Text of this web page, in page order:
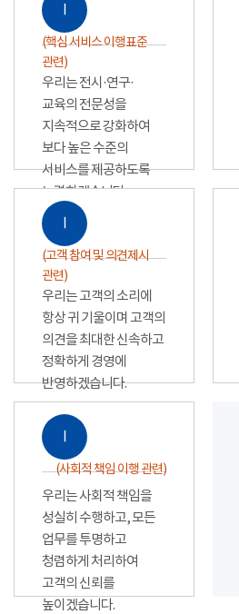
Ⅰ
(핵심 서비스 이행표준
관련)
우리는 전시·연구·
교육의 전문성을
지속적으로 강화하여
보다 높은 수준의
서비스를 제공하도록
노력하겠습니다.
Ⅰ
(고객 참여 및 의견제시
관련)
우리는 고객의 소리에
항상 귀 기울이며 고객의
의견을 최대한 신속하고
정확하게 경영에
반영하겠습니다.
Ⅰ
(사회적 책임 이행 관련)
우리는 사회적 책임을
성실히 수행하고, 모든
업무를 투명하고
청렴하게 처리하여
고객의 신뢰를
높이겠습니다.